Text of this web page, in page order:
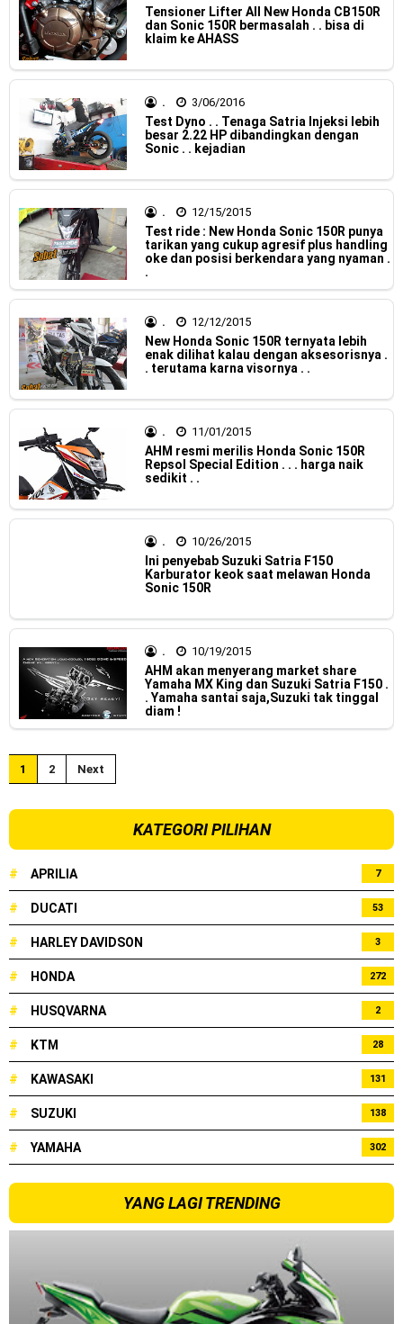
tinggal menunggu waktu ?
Honda Indonesia resmi jual New CBR 1000RR-R Fireblade
Dukung MotoGP Mandalika 2024, AHM serahkan 10 unit
Sudah pakai winglet Karbon, Yamaha resmi merilis YZF-R1
dan YZF-R1M model 2025 !
Edition 2025
Berkenalan dengan KTM 990 RC R, jagoan baru dari KTM !
Penampakan tim Red Bull KTM Factory Racing musim 2024 !
MotoGP : Francesco Bagnaia Juara Dunia MotoGP musim
2023 !
Honda Rilis CBR1000RR-R 2023 Anniversary Edition !
MotoGP Amerika : Alex Rins berhasil juara pertama dan
perdana di tim LCR Honda !
Ngabuburide Yamaha Wr 155 R, Para Bikers Menikmati
Indahnya Sore di Kota Medan
Event Customaxi & Yard Built 2023 Resmi Dimulai !
Kawasaki Indonesia resmi merilis KLE500 dan KLE500 SE
Sabtu, 8 Agustus
Tensioner Lifter All New Honda CB150R
dan Sonic 150R bermasalah . . bisa di
klaim ke AHASS
. 3/06/2016
Test Dyno . . Tenaga Satria Injeksi lebih
besar 2.22 HP dibandingkan dengan
Sonic . . kejadian
. 12/15/2015
Test ride : New Honda Sonic 150R punya
tarikan yang cukup agresif plus handling
oke dan posisi berkendara yang nyaman .
.
. 12/12/2015
New Honda Sonic 150R ternyata lebih
enak dilihat kalau dengan aksesorisnya .
. terutama karna visornya . .
. 11/01/2015
AHM resmi merilis Honda Sonic 150R
Repsol Special Edition . . . harga naik
sedikit . .
. 10/26/2015
Ini penyebab Suzuki Satria F150
Karburator keok saat melawan Honda
Sonic 150R
. 10/19/2015
AHM akan menyerang market share
Yamaha MX King dan Suzuki Satria F150 .
. Yamaha santai saja,Suzuki tak tinggal
diam !
1 2 Next
KATEGORI PILIHAN
# APRILIA 7
# DUCATI 53
# HARLEY DAVIDSON 3
# HONDA 272
# HUSQVARNA 2
# KTM 28
# KAWASAKI 131
# SUZUKI 138
# YAMAHA 302
YANG LAGI TRENDING